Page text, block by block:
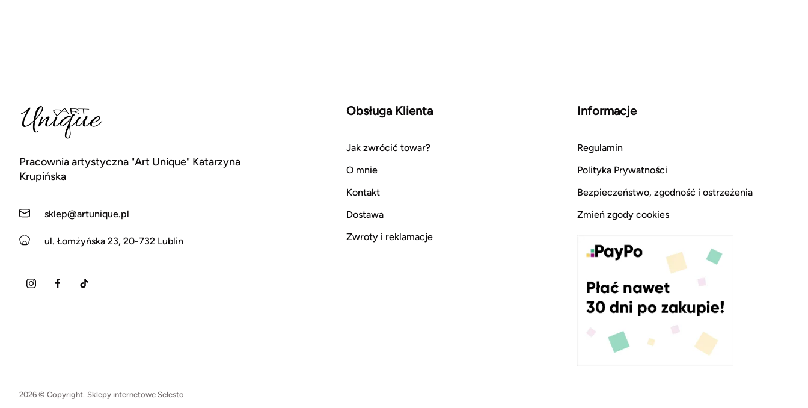
Pracownia artystyczna "Art Unique" Katarzyna
Krupińska
sklep@artunique.pl
ul. Łomżyńska 23, 20-732 Lublin
Obsługa Klienta
Jak zwrócić towar?
O mnie
Kontakt
Dostawa
Zwroty i reklamacje
Informacje
Regulamin
Polityka Prywatności
Bezpieczeństwo, zgodność i ostrzeżenia
Zmień zgody cookies
2026 © Copyright. Sklepy internetowe Selesto